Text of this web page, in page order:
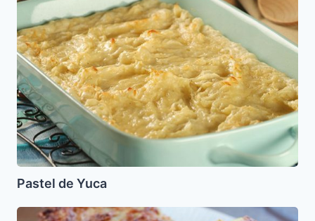
de
Yuca
Pastel de Yuca
Kuguel